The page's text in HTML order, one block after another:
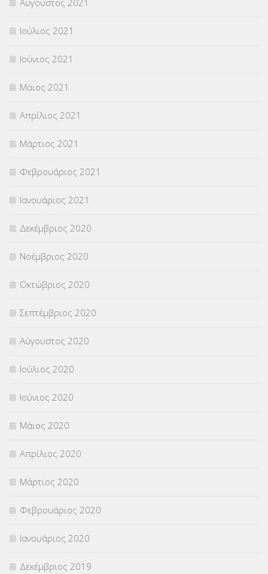
Ιούλιος 2021
Ιούνιος 2021
Μάιος 2021
Απρίλιος 2021
Μάρτιος 2021
Φεβρουάριος 2021
Ιανουάριος 2021
Δεκέμβριος 2020
Νοέμβριος 2020
Οκτώβριος 2020
Σεπτέμβριος 2020
Αύγουστος 2020
Ιούλιος 2020
Ιούνιος 2020
Μάιος 2020
Απρίλιος 2020
Μάρτιος 2020
Φεβρουάριος 2020
Ιανουάριος 2020
Δεκέμβριος 2019